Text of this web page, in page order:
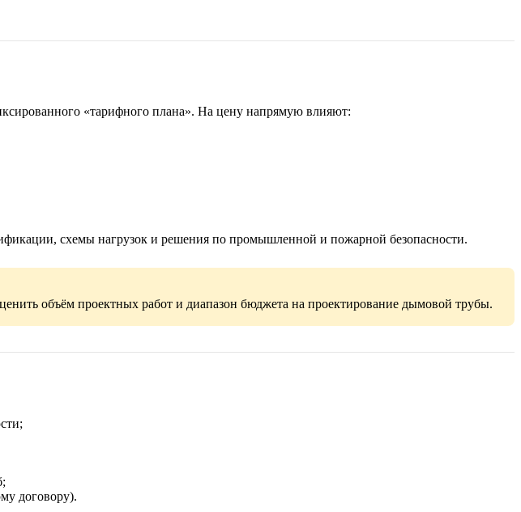
«тарифного плана». На цену напрямую влияют:
схемы нагрузок и решения по промышленной и пожарной безопасности.
объём проектных работ и диапазон бюджета на проектирование дымовой трубы.
договору).